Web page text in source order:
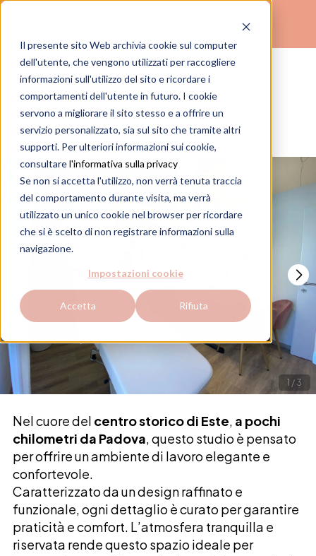
Il presente sito Web archivia cookie sul computer
dell'utente, che vengono utilizzati per raccogliere
informazioni sull'utilizzo del sito e ricordare i
comportamenti dell'utente in futuro. I cookie
servono a migliorare il sito stesso e a offrire un
servizio personalizzato, sia sul sito che tramite altri
supporti. Per ulteriori informazioni sui cookie,
consultarel'informativa sulla privacy
Se non si accetta l'utilizzo, non verrà tenuta traccia
del comportamento durante visita, ma verrà
utilizzato un unico cookie nel browser per ricordare
che si è scelto di non registrare informazioni sulla
navigazione.
Impostazioni cookie
Accetta Rifiuta
( TROVA IL TUO STUDIO )
Porta Vecchia
1 / 3
Nel cuore del centro storico di Este, a pochi
chilometri da Padova, questo studio è pensato
per offrire un ambiente di lavoro elegante e
confortevole.
Caratterizzato da un design raffinato e
funzionale, ogni dettaglio è curato per garantire
praticità e comfort. L’atmosfera tranquilla e
riservata rende questo spazio ideale per